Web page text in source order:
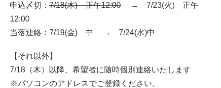
申込〆切： 7/18(木) 正午12:00 → 7/23(火) 正午
12:00
当落連絡： 7/19(金) 中 → 7/24(水)中
【それ以外】
7/18（木）以降、希望者に随時個別連絡いたします
※パソコンのアドレスでご登録ください。